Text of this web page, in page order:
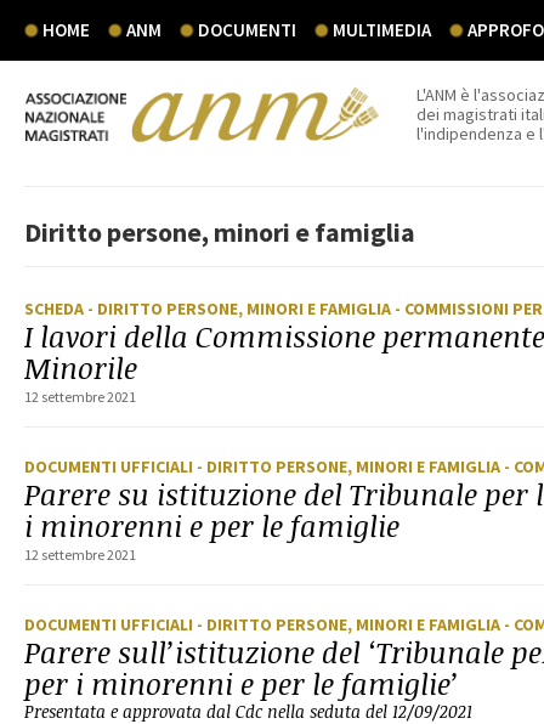
HOME ANM DOCUMENTI MULTIMEDIA
L'ANM è
dei magistrati
l'indipendenza e
Diritto persone, minori e famiglia
SCHEDA - DIRITTO PERSONE, MINORI E FAMIGLIA - COMMISSIONI
I lavori della Commissione
Minorile
12 settembre 2021
DOCUMENTI UFFICIALI - DIRITTO PERSONE, MINORI E FAMIGLIA -
Parere su istituzione del Tribunale per
i minorenni e per le famiglie
12 settembre 2021
DOCUMENTI UFFICIALI - DIRITTO PERSONE, MINORI E FAMIGLIA -
Parere sull’istituzione del ‘Tribunale
per i minorenni e per le famiglie’
Presentata e approvata dal Cdc nella seduta del 12/09/2021